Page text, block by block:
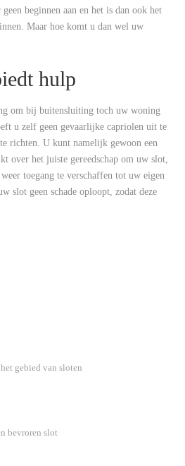
beginnen aan en het is dan ook het
Maar hoe komt u dan wel uw
hulp
om bij buitensluiting toch uw woning
u zelf geen gevaarlijke capriolen uit te
richten. U kunt namelijk gewoon een
over het juiste gereedschap om uw slot,
toegang te verschaffen tot uw eigen
slot geen schade oploopt, zodat deze
gebied van sloten
bevroren slot